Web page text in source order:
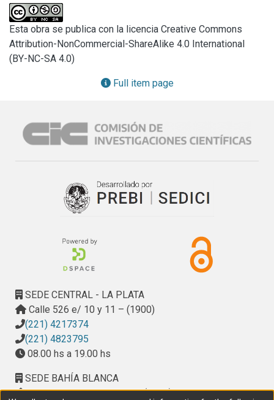
Paralelamente, además de las publicaciones logradas en
medios específicos, se enviaron diversos artículos a
revistas científicas, se asistió a diversos eventos que
permitieron exponer el tema de investigación y
retroalimentarlo con el intercambio entre colegas. Se
continuó con las tareas de divulgación en redes sociales, y
actividades que articularon a Pymes y emprendimientos
metalúrgicos de la ciudad de La Plata.
Esta obra se publica con la licencia Creative Commons
Attribution-NonCommercial-ShareAlike 4.0 International
(BY-NC-SA 4.0)
Full item page
SEDE CENTRAL - LA PLATA
Calle 526 e/ 10 y 11 – (1900)
(221) 4217374
(221) 4823795
08.00 hs a 19.00 hs
SEDE BAHÍA BLANCA
Calle Ciudad de Cali 320 – (8000). Universidad